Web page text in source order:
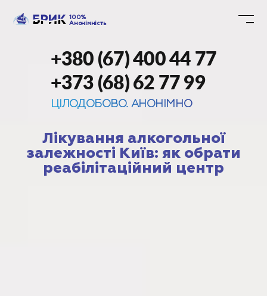
100%
Анонімність
+380 (67) 400 44 77
+373 (68) 62 77 99
ЦІЛОДОБОВО. АНОНІМНО
Лікування алкогольної
залежності Київ: як обрати
реабілітаційний центр